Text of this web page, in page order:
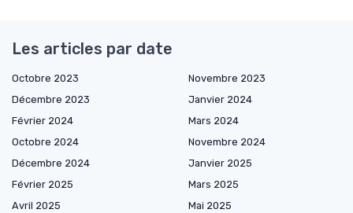
Les articles par date
Octobre 2023
Novembre 2023
Décembre 2023
Janvier 2024
Février 2024
Mars 2024
Octobre 2024
Novembre 2024
Décembre 2024
Janvier 2025
Février 2025
Mars 2025
Avril 2025
Mai 2025